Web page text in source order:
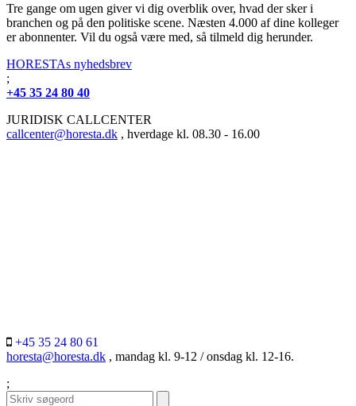
Tre gange om ugen giver vi dig overblik over, hvad der sker i
branchen og på den politiske scene. Næsten 4.000 af dine kolleger
er abonnenter. Vil du også være med, så tilmeld dig herunder.
HORESTAs nyhedsbrev
;
+45 35 24 80 40
JURIDISK CALLCENTER
callcenter@horesta.dk , hverdage kl. 08.30 - 16.00
+45 35 24 80 61
horesta@horesta.dk , mandag kl. 9-12 / onsdag kl. 12-16.
;